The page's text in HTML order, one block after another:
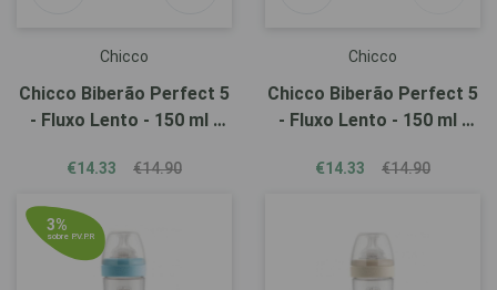
Chicco
Chicco Biberão Perfect 5
- Fluxo Lento - 150 ml -
€14.33 €14.90
Chicco
Chicco Biberão Perfect 5
- Fluxo Lento - 150 ml -
€14.33 €14.90
3%
sobre P.V.P.R